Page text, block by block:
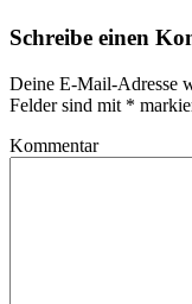
Schreibe einen
Deine E-Mail-Adresse
Felder sind mit *
Kommentar